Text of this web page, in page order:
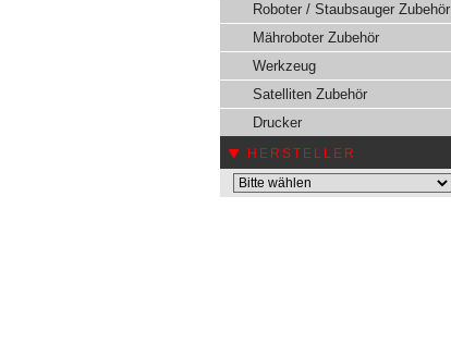
Roboter / Staubsauger Zubehör
Mähroboter Zubehör
Werkzeug
Satelliten Zubehör
Drucker
HERSTELLER